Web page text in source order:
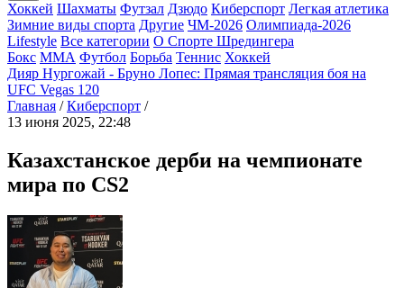
Хоккей Шахматы Футзал Дзюдо Киберспорт Легкая атлетика
Зимние виды спорта Другие ЧМ-2026 Олимпиада-2026
Lifestyle Все категории О Спорте Шредингера
Бокс ММА Футбол Борьба Теннис Хоккей
Дияр Нургожай - Бруно Лопес: Прямая трансляция боя на
UFC Vegas 120
Главная / Киберспорт /
13 июня 2025, 22:48
Казахстанское дерби на чемпионате
мира по CS2